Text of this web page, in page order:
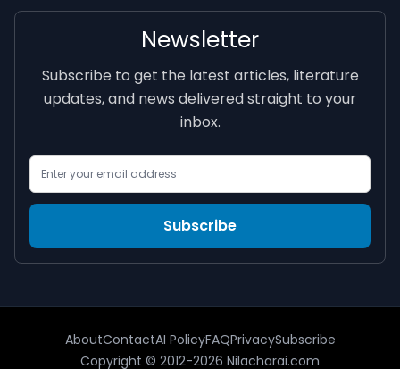
Newsletter
Subscribe to get the latest articles, literature
updates, and news delivered straight to your
inbox.
Subscribe
AboutContactAI PolicyFAQPrivacySubscribe
Copyright © 2012-2026 Nilacharai.com